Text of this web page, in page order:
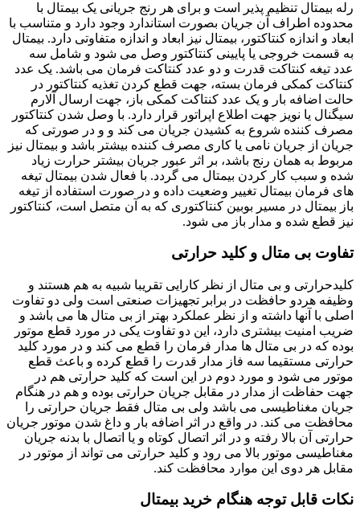
رله بیمتال تنظیم پذیر است و برای هر رنج جریانی یک بیمتال با
محدوده اطراف آن جریان بصورت استاندارد وجود دارد و متناسب با
ابعاد و اندازه کنتاکتور، بیمتال نیز ابعاد و اندازه متفاوتی دارد. بیمتال
به قسمت خروجی یا پایینی کنتاکتور وصل می شود و شامل سه
عدد تیغه کنتاکت قدرت و دو عدد کنتاکت فرمان می باشد. یک عدد
کنتاکت کمکی فرمان بسته، جهت قطع کردن تغذیه کنتاکتور در
حالت اضافه بار و یک عدد کنتاکت کمکی باز، جهت ارسال آلارم
سیگنال یا نویز جهت اطلاع اپراتور قرار دارد. با وصل شدن کنتاکتور
مصرف کننده شروع به کشیدن جریان می کند و و در صورتی که
جریان از جریان نامی یا کاری مصرف کننده بیشتر باشد و بیمتال نیز
مربوط به همان رنج باشد، بر اثر عبور جریان بیشتر حرارت زیاد
شده و سبب کار کردن بیمتال می گردد. با فعال شدن بیمتال تیغه
های فرمان بیمتال تغییر وضعیت داده و در صورت استفاده از تیغه
باز بیمتال در مسیر بوبین کنتاکتوری که به آن متصل است، کنتاکتور
نیز قطع شده و مدار باز می شود.
تفاوت بی متال و کلید حرارتی
کلیدحرارتی و بی متال از نظر کارایی تقریبا شبیه به هم هستند و
وظیفه هردو حافظت در برابر تجهیزات صنعتی است ولی دو تفاوت
اصلی با آنها داشته و از نظر عملکرد بهتر از بی متال ها می باشد و
ضریب امنیت بیشتری دارد، این دو تفاوت یکی در مورد قطع موتور
بوده که در بی متال ها مدار فرمان را قطع می کند و در مورد کلید
حرارتی مستقیما سه فاز مدار قدرت را قطع کرده و باعث قطع
موتور می شود و مورد دوم در این است که کلید حرارتی هم در
جهت حفاظت از مدار در مقابل جریان حرارتی بوده و هم در هنگام
جریان مغناطیسی می باشد ولی بی متال فقط جریان حرارتی را
محافظت می کند. در واقع در اثر اضافه بار و داغ شدن موتور جریان
حرارتی آن بالا رفته و در اثر اتصال کوتاه و یا اتصال با بدنه جریان
مغناطیسی موتور بالا می رود و کلید حرارتی می تواند از موتور در
مقابل هر دوی این موارد محافظت کند.
نکات قابل توجه هنگام خرید بیمتال